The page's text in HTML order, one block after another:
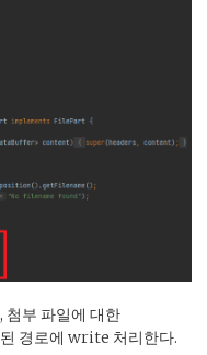
첨부 파일에 대한
경로에 write 처리한다.